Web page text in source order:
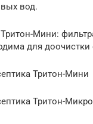
вод.
Мини:
для доочистки
Тритон-Мини
Тритон-Микро